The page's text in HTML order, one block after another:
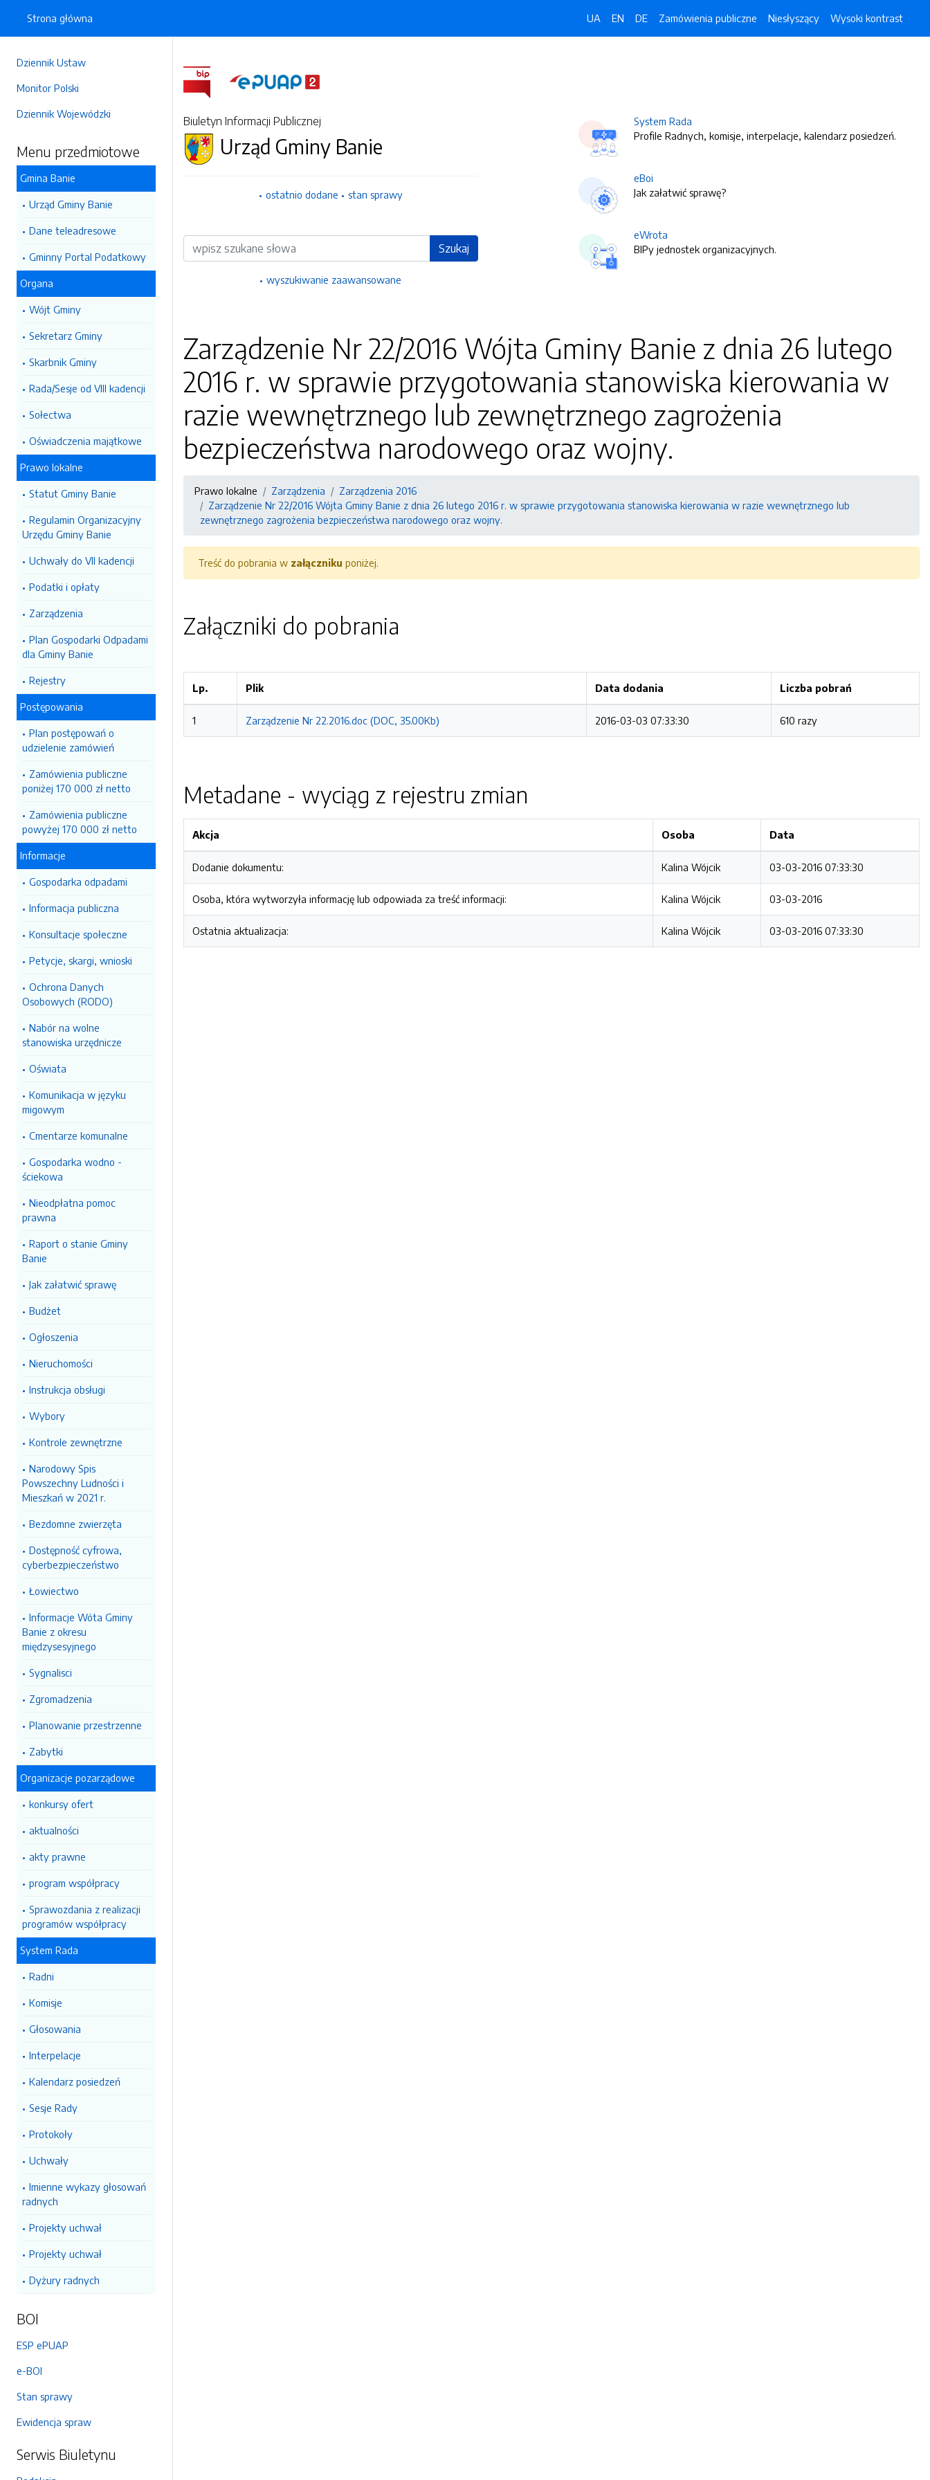
Dziennik Ustaw
Monitor Polski
Dziennik Wojewódzki
Menu przedmiotowe
Gmina Banie
Urząd Gminy Banie
Dane teleadresowe
Gminny Portal Podatkowy
Organa
Wójt Gminy
Sekretarz Gminy
Skarbnik Gminy
Rada/Sesje od VIII kadencji
Sołectwa
Oświadczenia majątkowe
Prawo lokalne
Statut Gminy Banie
Regulamin Organizacyjny
Urzędu Gminy Banie
Uchwały do VII kadencji
Podatki i opłaty
Zarządzenia
Plan Gospodarki Odpadami
dla Gminy Banie
Rejestry
Postępowania
Plan postępowań o
udzielenie zamówień
Zamówienia publiczne
poniżej 170 000 zł netto
Zamówienia publiczne
powyżej 170 000 zł netto
Informacje
Gospodarka odpadami
Informacja publiczna
Konsultacje społeczne
Petycje, skargi, wnioski
Ochrona Danych
Osobowych (RODO)
Nabór na wolne
stanowiska urzędnicze
Oświata
Komunikacja w języku
migowym
Cmentarze komunalne
Gospodarka wodno -
ściekowa
Nieodpłatna pomoc
prawna
Raport o stanie Gminy
Banie
Jak załatwić sprawę
Budżet
Ogłoszenia
Nieruchomości
Instrukcja obsługi
Wybory
Kontrole zewnętrzne
Narodowy Spis
Powszechny Ludności i
Mieszkań w 2021 r.
Bezdomne zwierzęta
Dostępność cyfrowa,
cyberbezpieczeństwo
Łowiectwo
Informacje Wóta Gminy
Banie z okresu
międzysesyjnego
Sygnalisci
Zgromadzenia
Planowanie przestrzenne
Zabytki
Organizacje pozarządowe
konkursy ofert
aktualności
akty prawne
program współpracy
Sprawozdania z realizacji
programów współpracy
System Rada
Radni
Komisje
Głosowania
Interpelacje
Kalendarz posiedzeń
Sesje Rady
Protokoły
Uchwały
Imienne wykazy głosowań
radnych
Projekty uchwał
Projekty uchwał
Dyżury radnych
BOI
ESP ePUAP
e-BOI
Stan sprawy
Ewidencja spraw
Serwis Biuletynu
Strona główna UA EN DE Zamówienia publiczne Niesłyszący Wysoki kontrast
Biuletyn Informacji Publicznej
Urząd Gminy Banie
ostatnio dodane stan sprawy
Wyszukiwarka Szukaj
wyszukiwanie zaawansowane
System Rada
Profile Radnych, komisje, interpelacje, kalendarz posiedzeń.
eBoi
Jak załatwić sprawę?
eWrota
BIPy jednostek organizacyjnych.
Zarządzenie Nr 22/2016 Wójta Gminy Banie z dnia 26 lutego
2016 r. w sprawie przygotowania stanowiska kierowania w
razie wewnętrznego lub zewnętrznego zagrożenia
bezpieczeństwa narodowego oraz wojny.
Prawo lokalne Zarządzenia
Zarządzenia 2016
Zarządzenie Nr 22/2016 Wójta Gminy Banie z dnia 26 lutego 2016 r. w sprawie przygotowania stanowiska kierowania w razie wewnętrznego lub
zewnętrznego zagrożenia bezpieczeństwa narodowego oraz wojny.
Treść do pobrania w załączniku poniżej.
Załączniki do pobrania
Lp. Plik Data dodania Liczba pobrań
1 Zarządzenie Nr 22.2016.doc (DOC, 35.00Kb) 2016-03-03 07:33:30 610 razy
Metadane - wyciąg z rejestru zmian
Akcja Osoba Data
Dodanie dokumentu: Kalina Wójcik 03-03-2016 07:33:30
Osoba, która wytworzyła informację lub odpowiada za treść informacji: Kalina Wójcik 03-03-2016
Ostatnia aktualizacja: Kalina Wójcik 03-03-2016 07:33:30